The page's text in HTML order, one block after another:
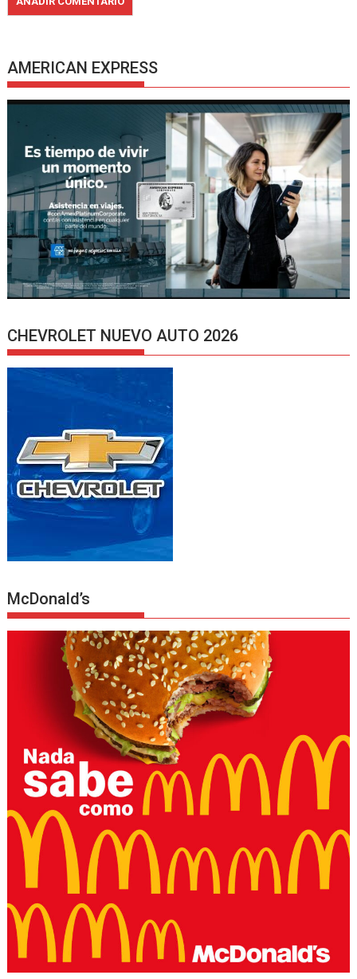
AMERICAN EXPRESS
CHEVROLET NUEVO AUTO 2026
McDonald’s